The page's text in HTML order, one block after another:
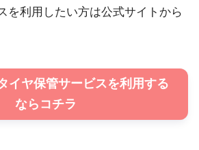
を利用したい方は公式サイトから
イヤ保管サービスを利用する
ならコチラ